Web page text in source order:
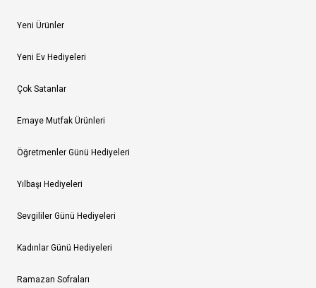
Yeni Ürünler
Yeni Ev Hediyeleri
Çok Satanlar
Emaye Mutfak Ürünleri
Öğretmenler Günü Hediyeleri
Yılbaşı Hediyeleri
Sevgililer Günü Hediyeleri
Kadınlar Günü Hediyeleri
Ramazan Sofraları